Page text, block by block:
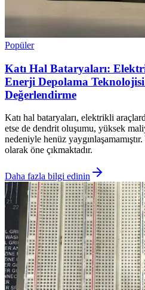
Popüler
Katı Hal Bataryaları:
Enerji Depolama
Değerlendirme
Katı hal bataryaları, elektrikli
etse de dendrit oluşumu, yüksek
nedeniyle henüz
olarak öne çıkmaktadır.
Daha fazla bilgi edinin